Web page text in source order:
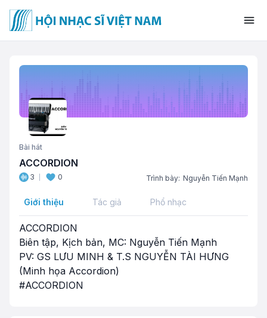
Bài hát
ACCORDION
3 0 Trình bày: Nguyễn Tiến Mạnh
Giới thiệu Tác giả Phổ nhạc
ACCORDION
Biên tập, Kịch bản, MC: Nguyễn Tiến Mạnh
PV: GS LƯU MINH & T.S NGUYỄN TÀI HƯNG
(Minh họa Accordion)
#ACCORDION